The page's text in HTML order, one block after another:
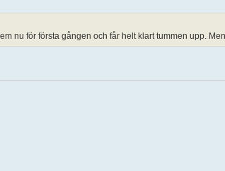
nu för första gången och får helt klart tummen upp.